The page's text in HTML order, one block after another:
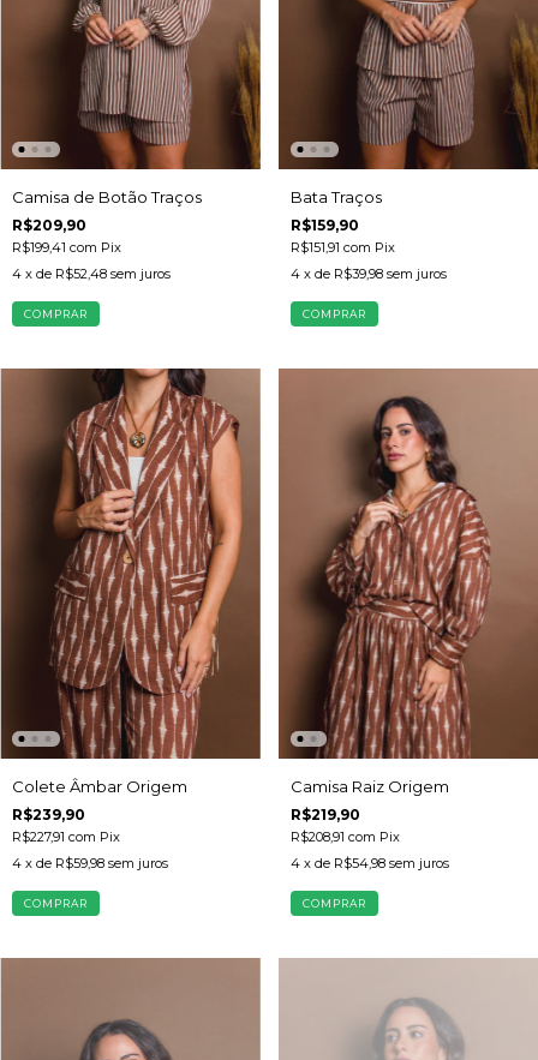
Camisa de Botão Traços
R$209,90
R$199,41 com Pix
4 x de R$52,48 sem juros
COMPRAR
Bata Traços
R$159,90
R$151,91 com Pix
4 x de R$39,98 sem juros
COMPRAR
Colete Âmbar Origem
R$239,90
R$227,91 com Pix
4 x de R$59,98 sem juros
COMPRAR
Camisa Raiz Origem
R$219,90
R$208,91 com Pix
4 x de R$54,98 sem juros
COMPRAR